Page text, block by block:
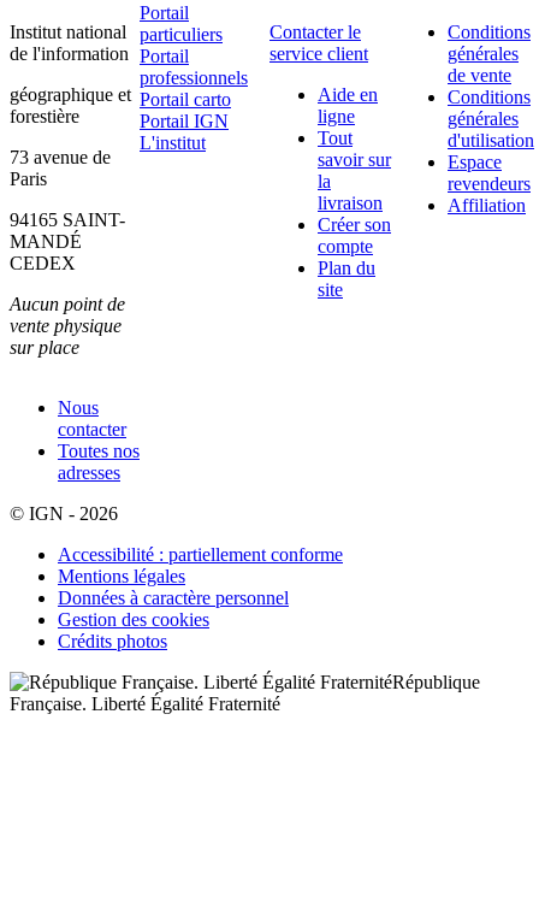
Institut national
de l'information
géographique et
forestière
73 avenue de
Paris
94165 SAINT-
MANDÉ
CEDEX
Aucun point de
vente physique
sur place
Nous
contacter
Toutes nos
adresses
Portail
particuliers
Portail
professionnels
Portail carto
Portail IGN
L'institut
Contacter le
service client
Aide en
ligne
Tout
savoir sur
la
livraison
Créer son
compte
Plan du
site
Conditions
générales
de vente
Conditions
générales
d'utilisation
Espace
revendeurs
Affiliation
© IGN - 2026
Accessibilité : partiellement conforme
Mentions légales
Données à caractère personnel
Gestion des cookies
Crédits photos
République
Française. Liberté Égalité Fraternité